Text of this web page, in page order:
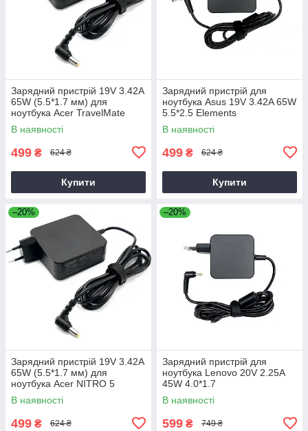
Зарядний пристрій 19V 3.42A
65W (5.5*1.7 мм) для
ноутбука Acer TravelMate
P2510-G2-M
В наявності
499 ₴ 624 ₴
Купити
Зарядний пристрій для
ноутбука Asus 19V 3.42A 65W
5.5*2.5 Elements
В наявності
499 ₴ 624 ₴
Купити
–20%
Зарядний пристрій 19V 3.42A
65W (5.5*1.7 мм) для
ноутбука Acer NITRO 5
AN515-31 65
В наявності
499 ₴ 624 ₴
–20%
Зарядний пристрій для
ноутбука Lenovo 20V 2.25A
45W 4.0*1.7
В наявності
599 ₴ 749 ₴